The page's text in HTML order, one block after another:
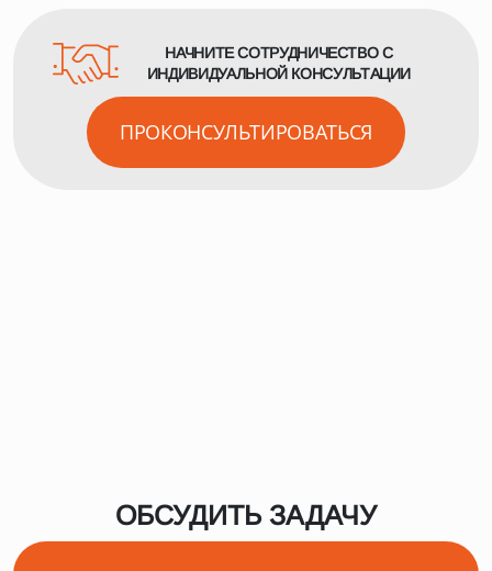
НАЧНИТЕ СОТРУДНИЧЕСТВО С
ИНДИВИДУАЛЬНОЙ КОНСУЛЬТАЦИИ
ПРОКОНСУЛЬТИРОВАТЬСЯ
ОБСУДИТЬ ЗАДАЧУ